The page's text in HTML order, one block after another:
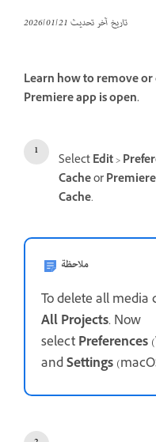
تاريخ آخر تحديث21‏/01‏/2026
Learn how to remove
Premiere app is open.
SelectEdit>
CacheorPremiere
Cache.
ملاحظة
To delete all media
All Projects. Now
selectPreferences
andSettings